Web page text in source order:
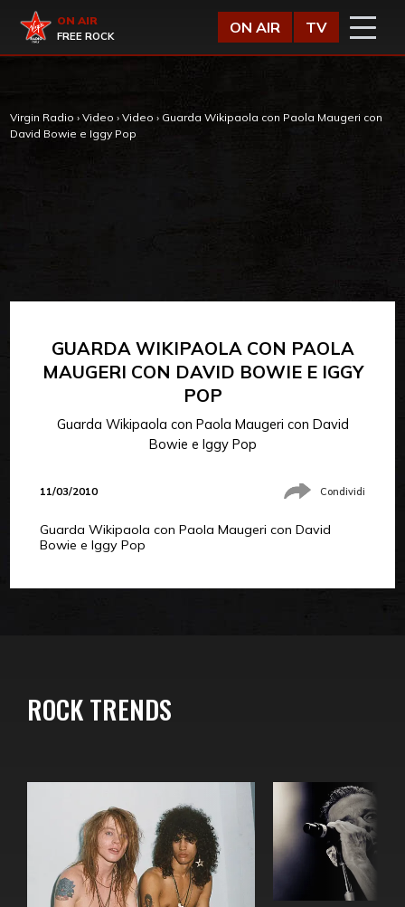
Virgin Radio
ON AIR
FREE ROCK
ON AIR TV
Virgin Radio › Video › Video › Guarda Wikipaola con Paola Maugeri con
David Bowie e Iggy Pop
GUARDA WIKIPAOLA CON PAOLA
MAUGERI CON DAVID BOWIE E IGGY
POP
Guarda Wikipaola con Paola Maugeri con David
Bowie e Iggy Pop
11/03/2010 Condividi
Guarda Wikipaola con Paola Maugeri con David
Bowie e Iggy Pop
ROCK TRENDS